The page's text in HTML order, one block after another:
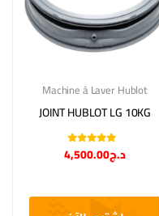
Machine à Laver Hublot
JOINT HUBLOT LG 10KG
Note5.00sur
5 د.ج4,500.00